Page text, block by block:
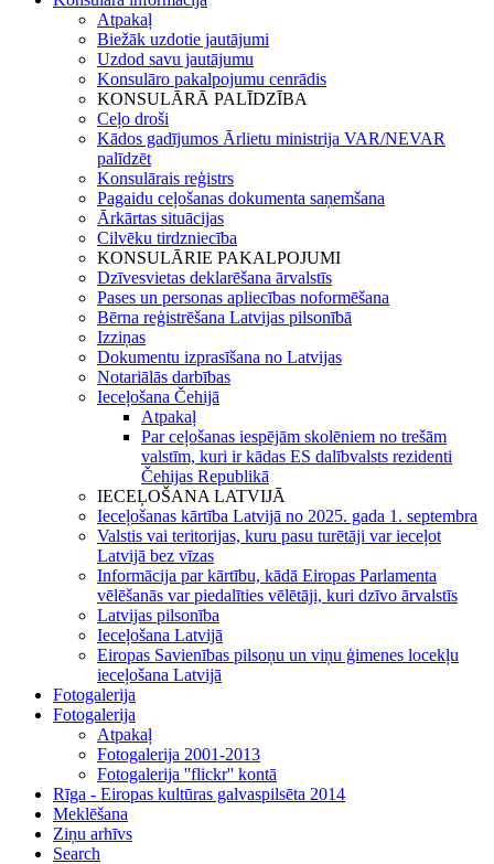
Atpakaļ
Biežāk uzdotie jautājumi
Uzdod savu jautājumu
Konsulāro pakalpojumu cenrādis
KONSULĀRĀ PALĪDZĪBA
Ceļo droši
Kādos gadījumos Ārlietu ministrija VAR/NEVAR
palīdzēt
Konsulārais reģistrs
Pagaidu ceļošanas dokumenta saņemšana
Ārkārtas situācijas
Cilvēku tirdzniecība
KONSULĀRIE PAKALPOJUMI
Dzīvesvietas deklarēšana ārvalstīs
Pases un personas apliecības noformēšana
Bērna reģistrēšana Latvijas pilsonībā
Izziņas
Dokumentu izprasīšana no Latvijas
Notariālās darbības
Ieceļošana Čehijā
Atpakaļ
Par ceļošanas iespējām skolēniem no trešām
valstīm, kuri ir kādas ES dalībvalsts rezidenti
Čehijas Republikā
IECEĻOŠANA LATVIJĀ
Ieceļošanas kārtība Latvijā no 2025. gada 1. septembra
Valstis vai teritorijas, kuru pasu turētāji var ieceļot
Latvijā bez vīzas
Informācija par kārtību, kādā Eiropas Parlamenta
vēlēšanās var piedalīties vēlētāji, kuri dzīvo ārvalstīs
Latvijas pilsonība
Ieceļošana Latvijā
Eiropas Savienības pilsoņu un viņu ģimenes locekļu
ieceļošana Latvijā
Fotogalerija
Fotogalerija
Atpakaļ
Fotogalerija 2001-2013
Fotogalerija ''flickr'' kontā
Rīga - Eiropas kultūras galvaspilsēta 2014
Meklēšana
Ziņu arhīvs
Search